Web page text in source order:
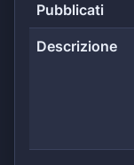
Pubblicati
Descrizione